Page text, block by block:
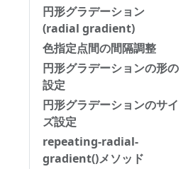
円形グラデーション
(radial gradient)
色指定点間の間隔調整
円形グラデーションの形の
設定
円形グラデーションのサイ
ズ設定
repeating-radial-
gradient()メソッド